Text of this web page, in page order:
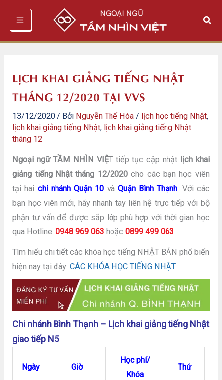
Tìm
LỊCH KHAI GIẢNG TIẾNG NHẬT
THÁNG 12/2020 TẠI VVS
13/12/2020 / Bởi Nguyễn Thế Hòa / lịch học tiếng Nhật,
lịch khai giảng tiếng Nhật, lịch khai giảng tiếng Nhật
tháng 12
Ngoại ngữ TẦM NHÌN VIỆTtiếp tục cập nhật lịch khai
giảng tiếng Nhật tháng 12/2020cho các bạn học viên
tại hai chi nhánh Quận 10 và Quận Bình Thạnh. Với các
bạn học viên mới, hãy nhanh tay liên hệ trực tiếp với bộ
phận tư vấn để được sắp lớp phù hợp với thời gian học
qua Hotline:0948 969 063 hoặc0899 499 063
Tìm hiểu chi tiết các khóa học tiếng NHẬT BẢN phổ biến
hiện nay tại đây:CÁC KHÓA HỌC TIẾNG NHẬT
Chi nhánh Bình Thạnh – Lịch khai giảng tiếng Nhật
giao tiếp N5
Ngày Giờ
Học phí/
Khóa
Thứ